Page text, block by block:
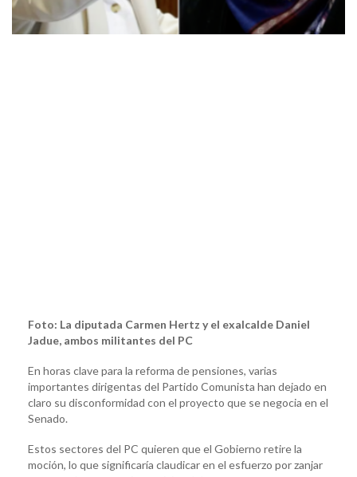
Foto: La diputada Carmen Hertz y el exalcalde Daniel
Jadue, ambos militantes del PC
En horas clave para la reforma de pensiones, varias
importantes dirigentas del Partido Comunista han dejado en
claro su disconformidad con el proyecto que se negocia en el
Senado.
Estos sectores del PC quieren que el Gobierno retire la
moción, lo que significaría claudicar en el esfuerzo por zanjar